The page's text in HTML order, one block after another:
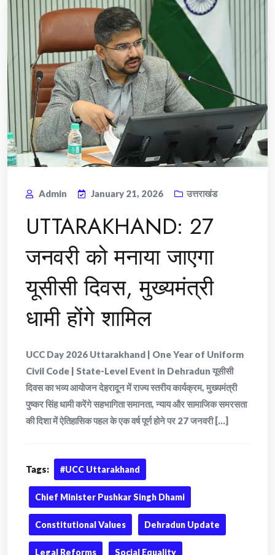
Admin January 21, 2026 उत्तराखंड
UTTARAKHAND: 27
जनवरी को मनाया जाएगा
यूसीसी दिवस, मुख्यमंत्री
धामी होंगे शामिल
UCC Day 2026 Uttarakhand | One Year of Uniform
Civil Code | State-Level Event in Dehradun यूसीसी
दिवस का भव्य आयोजन देहरादून में राज्य स्तरीय कार्यक्रम, मुख्यमंत्री
पुष्कर सिंह धामी करेंगे सहभागिता समानता, न्याय और सामाजिक समरसता
की दिशा में ऐतिहासिक पहल के एक वर्ष पूर्ण होने पर 27 जनवरी [...]
Tags: #UCC Uttarakhand
Chief Minister Pushkar Singh Dhami
Constitutional Values Dehradun Update
Legal Reforms Social Equality